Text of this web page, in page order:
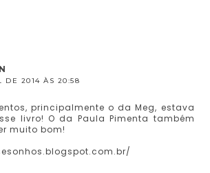
DE 2014 ÀS 20:58
principalmente o da Meg, estava
livro! O da Paula Pimenta também
muito bom!